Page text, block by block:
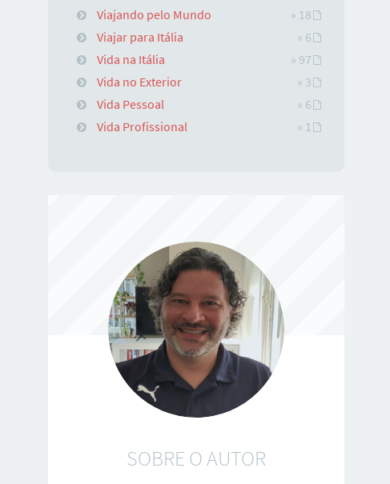
Viajando pelo Mundo
» 18
Viajar para Itália
» 6
Vida na Itália
» 97
Vida no Exterior
» 3
Vida Pessoal
» 6
Vida Profissional
» 1
SOBRE O AUTOR